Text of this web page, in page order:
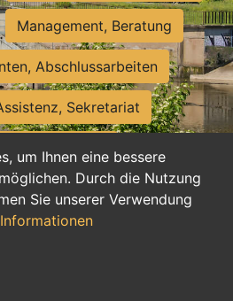
um Ihnen eine bessere
Durch die Nutzung
Sie unserer Verwendung
Management, Beratung
Abschlussarbeiten
Sekretariat
Nebenjobs
duale Ausbildung